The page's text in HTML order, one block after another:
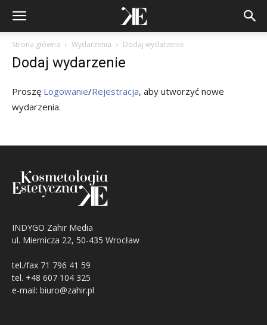
Strona główna Wydarzenia Dodaj wydarzenie
Dodaj wydarzenie
Proszę Logowanie/Rejestracja, aby utworzyć nowe
wydarzenia.
INDYGO Zahir Media
ul. Miernicza 22, 50-435 Wrocław
tel./fax 71 796 41 59
tel. +48 607 104 325
e-mail: biuro@zahir.pl